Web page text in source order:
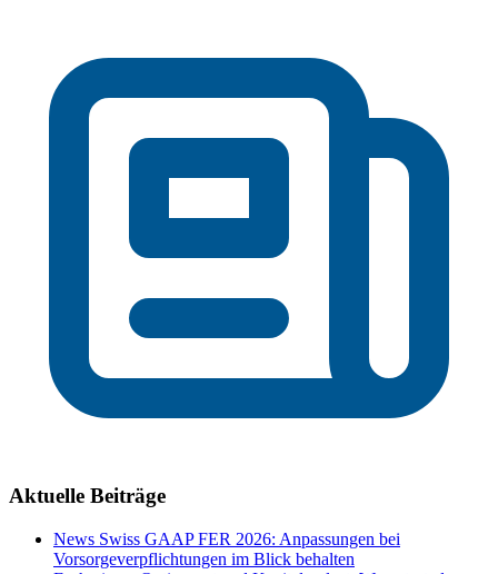
Aktuelle Beiträge
News Swiss GAAP FER 2026: Anpassungen bei
Vorsorgeverpflichtungen im Blick behalten